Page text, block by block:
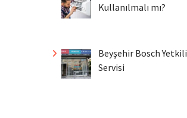
Kullanılmalı mı?
Beyşehir Bosch Yetkili
Servisi